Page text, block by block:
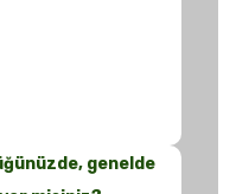
genelde